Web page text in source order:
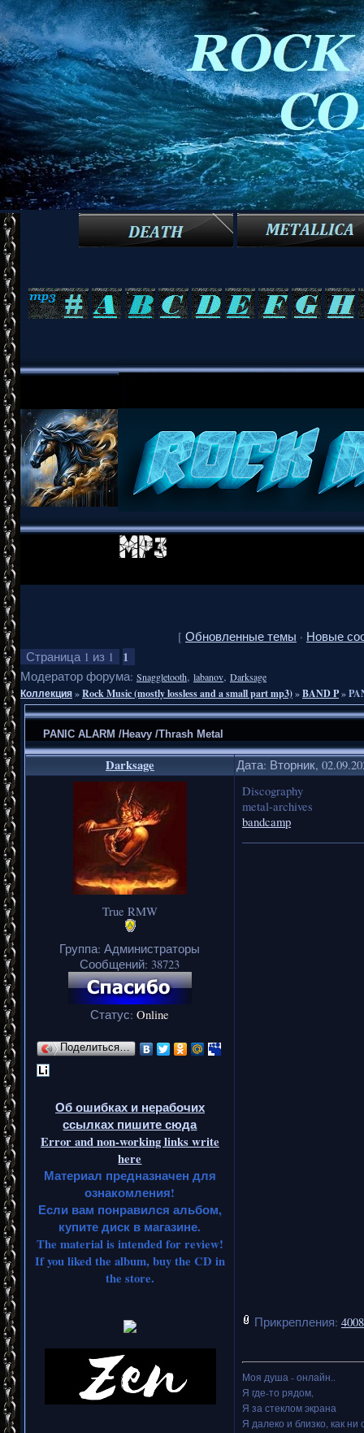
[ Обновленные темы · Новые
Страница 1 из 1 1
Модератор форума: Snaggletooth, labanov, Darksage
Коллекция»Rock Music (mostly lossless and a small part mp3)»BAND P»
PANIC ALARM /Heavy /Thrash Metal
Darksage Дата: Вторник,
True RMW
Группа: Администраторы
Сообщений: 38723
Статус:Online
Поделиться…
Об ошибках и нерабочих
ссылках пишите сюда
Error and non-working links write
here
Материал предназначен для
ознакомления!
Если вам понравился альбом,
купите диск в магазине.
The material is intended for review!
If you liked the album, buy the CD in
the store.
Discography
metal-archives
bandcamp
Прикрепления:
Моя душа - онлайн..
Я где-то рядом,
Я за стеклом экрана
Я далеко и близко, как ни